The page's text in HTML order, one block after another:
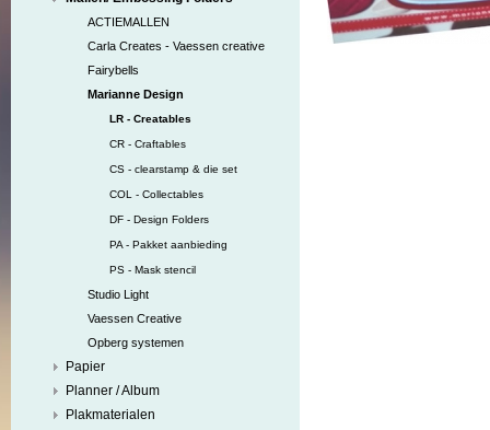
ACTIEMALLEN
Carla Creates - Vaessen creative
Fairybells
Marianne Design
LR - Creatables
CR - Craftables
CS - clearstamp & die set
COL - Collectables
DF - Design Folders
PA - Pakket aanbieding
PS - Mask stencil
Studio Light
Vaessen Creative
Opberg systemen
Papier
Planner / Album
Plakmaterialen